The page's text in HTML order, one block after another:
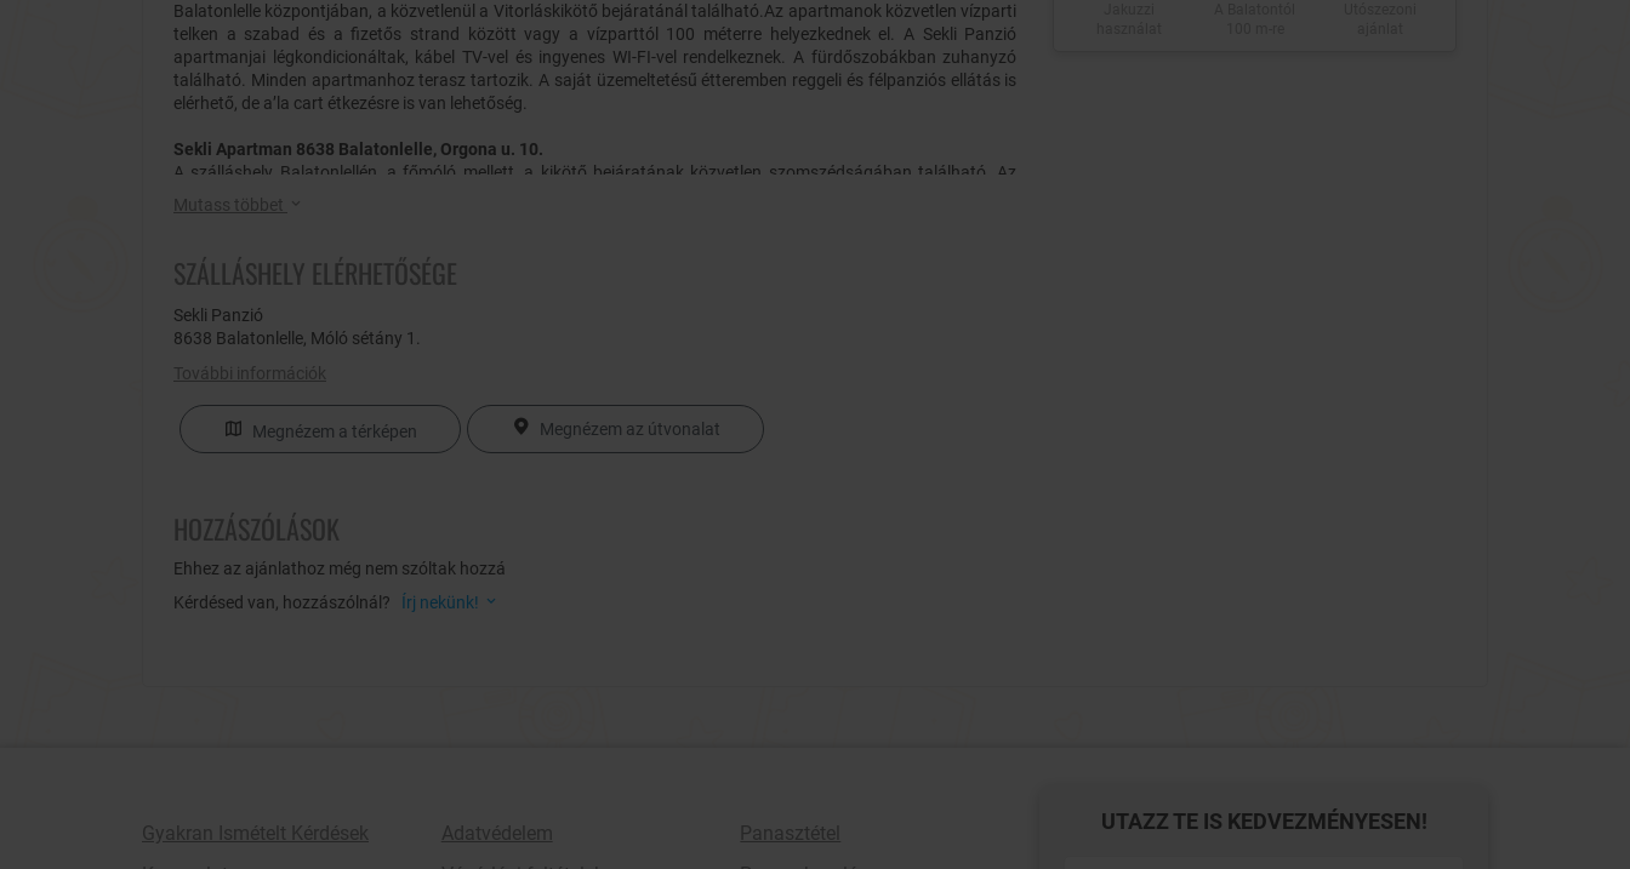
Balatonlelle központjában, a közvetlenül a Vitorláskikötő bejáratánál található.Az apartmanok közvetlen vízparti
telken a szabad és a fizetős strand között vagy a vízparttól 100 méterre helyezkednek el. A Sekli Panzió
apartmanjai légkondicionáltak, kábel TV-vel és ingyenes WI-FI-vel rendelkeznek. A fürdőszobákban zuhanyzó
található. Minden apartmanhoz terasz tartozik. A saját üzemeltetésű étteremben reggeli és félpanziós ellátás is
elérhető, de a’la cart étkezésre is van lehetőség.
Sekli Apartman 8638 Balatonlelle, Orgona u. 10.
A szálláshely Balatonlellén, a főmóló mellett, a kikötő bejáratának közvetlen szomszédságában található. Az
apartmanháztól 50 méterre található a szabad strand, és kb 150 méterre a fizetős, homokos strand. A műholdas
TV-vel és légkondicionálóval ellátott apartmanokhoz és stúdiókhoz bútorozott terasz is tartozik. Igény esetén
Mutass többet
SZÁLLÁSHELY ELÉRHETŐSÉGE
Sekli Panzió
8638 Balatonlelle, Móló sétány 1.
További információk
Megnézem a térképen Megnézem az útvonalat
HOZZÁSZÓLÁSOK
Ehhez az ajánlathoz még nem szóltak hozzá
Kérdésed van, hozzászólnál?
Írj nekünk!
Gyakran Ismételt Kérdések
Adatvédelem
Panasztétel
UTAZZ TE IS KEDVEZMÉNYESEN!